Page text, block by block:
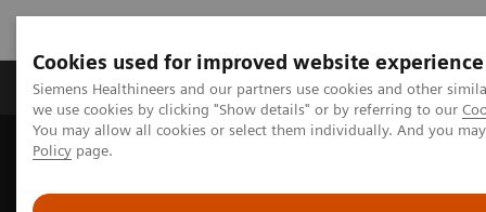
Cookies used for improved website experience
Siemens Healthineers and our partners use cookies and other
we use cookies by clicking "Show details" or by referring to our
You may allow all cookies or select them individually. And you
Policy page.
Productos y servicios Especialidades Clínicas
Siemens Healthineers Latinoamérica
Automatización de pruebas de hemostasia